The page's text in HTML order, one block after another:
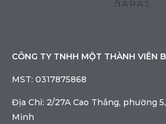
CÔNG TY TNHH MỘT THÀNH VIÊN
MST: 0317875868
Địa Chỉ: 2/27A Cao Thắng, phường
Minh